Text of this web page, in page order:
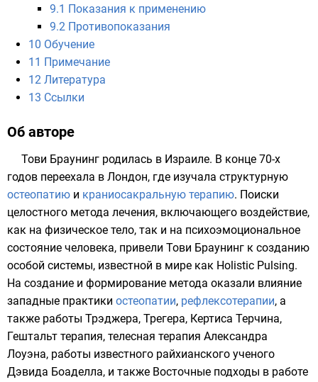
9.1 Показания к применению
9.2 Противопоказания
10 Обучение
11 Примечание
12 Литература
13 Ссылки
Об авторе
Тови Браунинг родилась в Израиле. В конце 70-х
годов переехала в Лондон, где изучала структурную
остеопатию и краниосакральную терапию. Поиски
целостного метода лечения, включающего воздействие,
как на физическое тело, так и на психоэмоциональное
состояние человека, привели Тови Браунинг к созданию
особой системы, известной в мире как Holistic Pulsing.
На создание и формирование метода оказали влияние
западные практики остеопатии, рефлексотерапии, а
также работы Трэджера, Трегера, Кертиса Терчина,
Гештальт терапия, телесная терапия Александра
Лоуэна, работы известного райхианского ученого
Дэвида Боаделла, и также Восточные подходы в работе